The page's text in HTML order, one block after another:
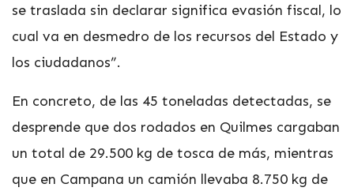
se traslada sin declarar significa evasión fiscal, lo
cual va en desmedro de los recursos del Estado y
los ciudadanos”.
En concreto, de las 45 toneladas detectadas, se
desprende que dos rodados en Quilmes cargaban
un total de 29.500 kg de tosca de más, mientras
que en Campana un camión llevaba 8.750 kg de